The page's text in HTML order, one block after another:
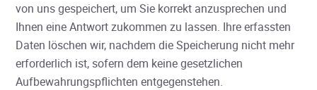
von uns gespeichert, um Sie korrekt anzusprechen und
Ihnen eine Antwort zukommen zu lassen. Ihre erfassten
Daten löschen wir, nachdem die Speicherung nicht mehr
erforderlich ist, sofern dem keine gesetzlichen
Aufbewahrungspflichten entgegenstehen.